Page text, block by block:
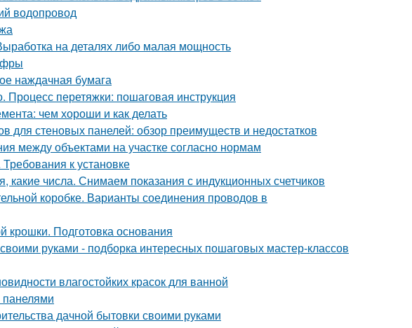
водопровод
на деталях либо малая мощность
наждачная бумага
Процесс перетяжки: пошаговая инструкция
чем хороши и как делать
для стеновых панелей: обзор преимуществ и недостатков
между объектами на участке согласно нормам
к установке
какие числа. Снимаем показания с индукционных счетчиков
коробке. Варианты соединения проводов в
крошки. Подготовка основания
руками - подборка интересных пошаговых мастер-классов
влагостойких красок для ванной
панелями
дачной бытовки своими руками